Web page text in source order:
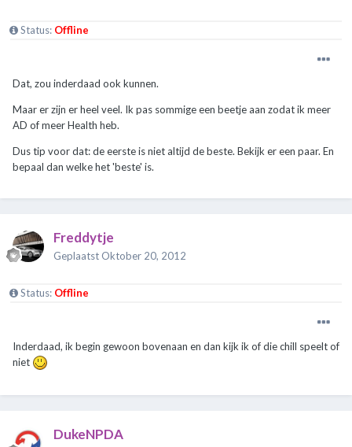
Status: Offline
Dat, zou inderdaad ook kunnen.
Maar er zijn er heel veel. Ik pas sommige een beetje aan zodat ik meer
AD of meer Health heb.
Dus tip voor dat: de eerste is niet altijd de beste. Bekijk er een paar. En
bepaal dan welke het 'beste' is.
Freddytje
Geplaatst Oktober 20, 2012
Status: Offline
Inderdaad, ik begin gewoon bovenaan en dan kijk ik of die chill speelt of
niet
DukeNPDA